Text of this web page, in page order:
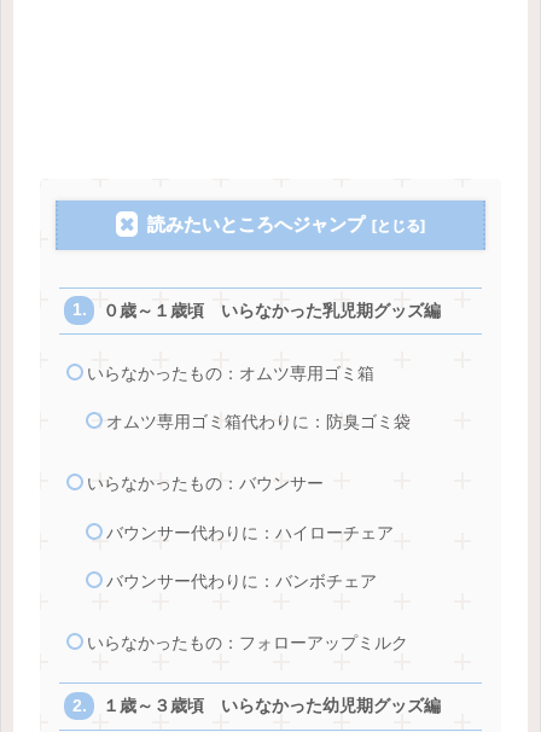
読みたいところへジャンプ
０歳～１歳頃 いらなかった乳児期グッズ編
いらなかったもの：オムツ専用ゴミ箱
オムツ専用ゴミ箱代わりに：防臭ゴミ袋
いらなかったもの：バウンサー
バウンサー代わりに：ハイローチェア
バウンサー代わりに：バンボチェア
いらなかったもの：フォローアップミルク
１歳～３歳頃 いらなかった幼児期グッズ編